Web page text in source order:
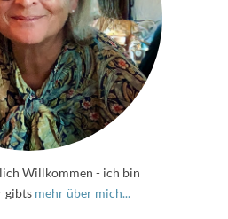
Willkommen - ich bin
gibts mehr über mich...